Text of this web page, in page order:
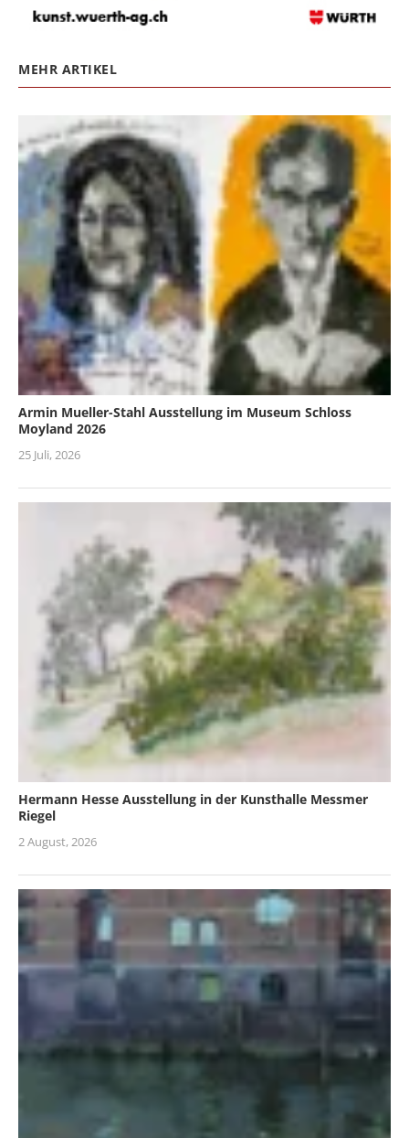
MEHR ARTIKEL
Armin Mueller-Stahl Ausstellung im Museum Schloss
Moyland 2026
25 Juli, 2026
Hermann Hesse Ausstellung in der Kunsthalle Messmer
Riegel
2 August, 2026